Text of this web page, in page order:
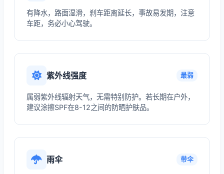
有降水，路面湿滑，刹车距离延长，事故易发期，注意
车距，务必小心驾驶。
紫外线强度 最弱
属弱紫外线辐射天气，无需特别防护。若长期在户外，
建议涂擦SPF在8-12之间的防晒护肤品。
雨伞 带伞